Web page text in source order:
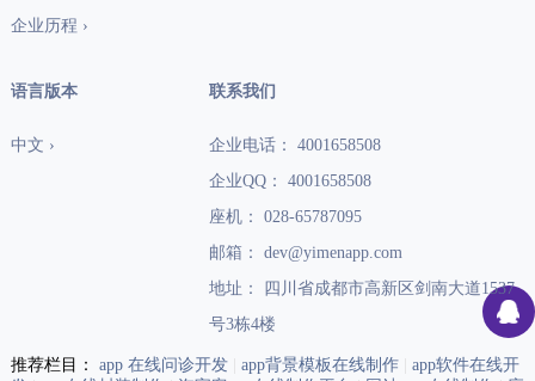
企业历程 ›
语言版本
中文 ›
联系我们
企业电话： 4001658508
企业QQ： 4001658508
座机： 028-65787095
邮箱： dev@yimenapp.com
地址： 四川省成都市高新区剑南大道1537
号3栋4楼
推荐栏目： app 在线问诊开发| app背景模板在线制作| app软件在线开